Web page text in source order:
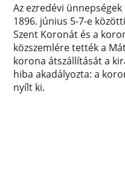
Az ezredévi
1896. június 5-7-e
Szent Koronát és a
közszemlére tették a
korona átszállítását a
hiba akadályozta: a
nyílt ki.